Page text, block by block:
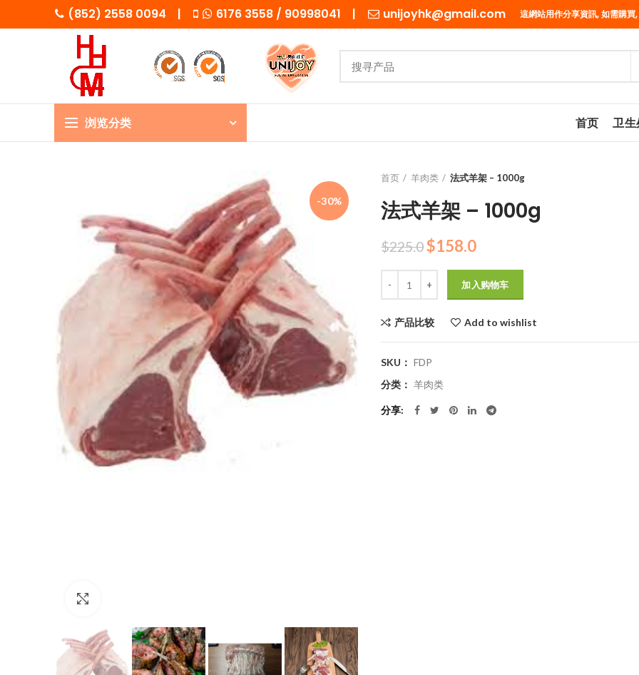
(852) 2558 0094 | 6176 3558 / 90998041 | unijoyhk@gmail.com 這網站用作分享資訊, 如需購
浏览分类 首页 卫生
-30%
首页 羊肉类 法式羊架 – 1000g
法式羊架 – 1000g
$225.0原
为：
$225.0。
$158.0当
价
格
为：
$158.0。
加入购物车
产品比较 Add to wishlist
SKU： FDP
分类： 羊肉类
分享